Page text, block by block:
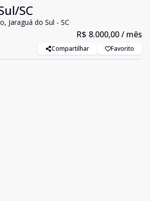
SC
Jaraguá do Sul - SC
R$ 8.000,00/ mês
Compartilhar Favorito